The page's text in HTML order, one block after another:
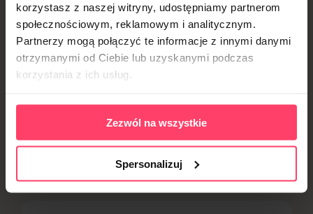
korzystasz z naszej witryny, udostępniamy partnerom
społecznościowym, reklamowym i analitycznym.
Partnerzy mogą połączyć te informacje z innymi danymi
otrzymanymi od Ciebie lub uzyskanymi podczas
korzystania z ich usług.
Zezwól na wszystkie
Spersonalizuj
Jak zamówić dietę
pudełkową
w Łodzi?
Nic prostszego! Wystarczy zalogować się na naszej
Google Play lub App Store. Następnie wystarczy, że: